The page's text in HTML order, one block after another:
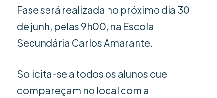
Fase será realizada no próximo dia 30
de junh, pelas 9h00, na Escola
Secundária Carlos Amarante.
Solicita-se a todos os alunos que
compareçam no local com a